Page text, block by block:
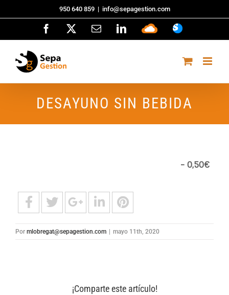
al
950 640 859 | info@sepagestion.com
Facebook
CorreoLinkedIn
Sepa
DESAYUNO SIN BEBIDA
- 0,50€
Por mlobregat@sepagestion.com | mayo 11th, 2020
¡Comparte este artículo!